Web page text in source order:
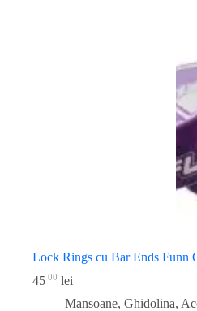
Lock Rings cu Bar Ends Funn
45 00 lei
Mansoane, Ghidolina,